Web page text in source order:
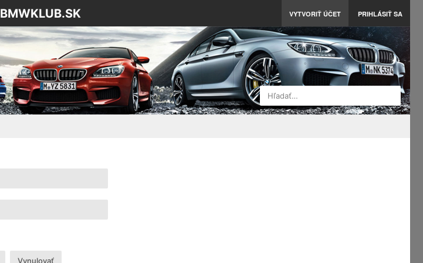
VYTVORIŤ ÚČET PRIHLÁSIŤ SA
BMWKLUB.SK
Hľadať…